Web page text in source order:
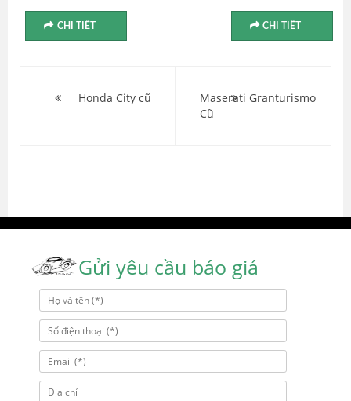
CHI TIẾT CHI TIẾT
hướngHonda City cũ
Maserati Granturismo
Cũ
Gửi yêu cầu báo giá